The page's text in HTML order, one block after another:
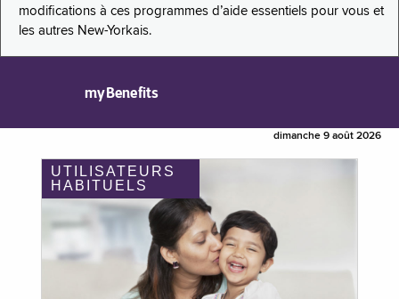
modifications à ces programmes d’aide essentiels pour vous et
les autres New-Yorkais.
myBenefits
dimanche 9 août 2026
UTILISATEURS
HABITUELS